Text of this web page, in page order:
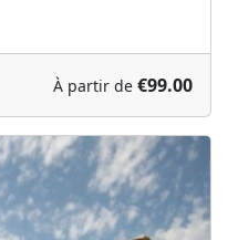
À partir de €99.00